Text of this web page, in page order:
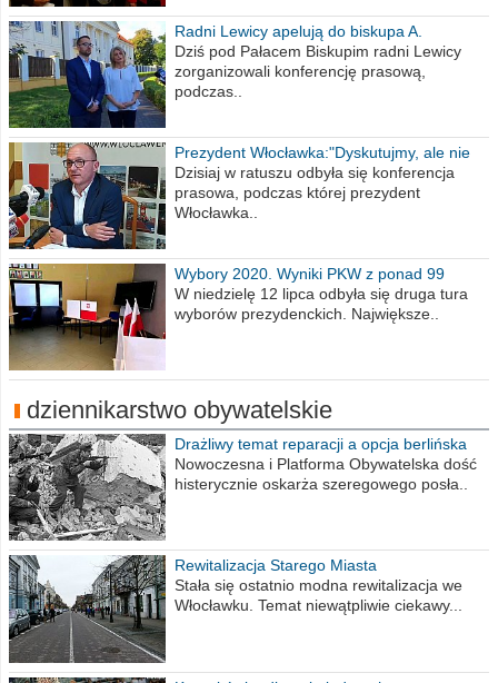
Radni Lewicy apelują do biskupa A.
Wiesława Meringa
Dziś pod Pałacem Biskupim radni Lewicy
zorganizowali konferencję prasową,
podczas..
Prezydent Włocławka:"Dyskutujmy, ale nie
obrażajmy się”
Dzisiaj w ratuszu odbyła się konferencja
prasowa, podczas której prezydent
Włocławka..
Wybory 2020. Wyniki PKW z ponad 99
procent obwodów
W niedzielę 12 lipca odbyła się druga tura
wyborów prezydenckich. Największe..
dziennikarstwo obywatelskie
Drażliwy temat reparacji a opcja berlińska
Nowoczesna i Platforma Obywatelska dość
histerycznie oskarża szeregowego posła..
Rewitalizacja Starego Miasta
Stała się ostatnio modna rewitalizacja we
Włocławku. Temat niewątpliwie ciekawy...